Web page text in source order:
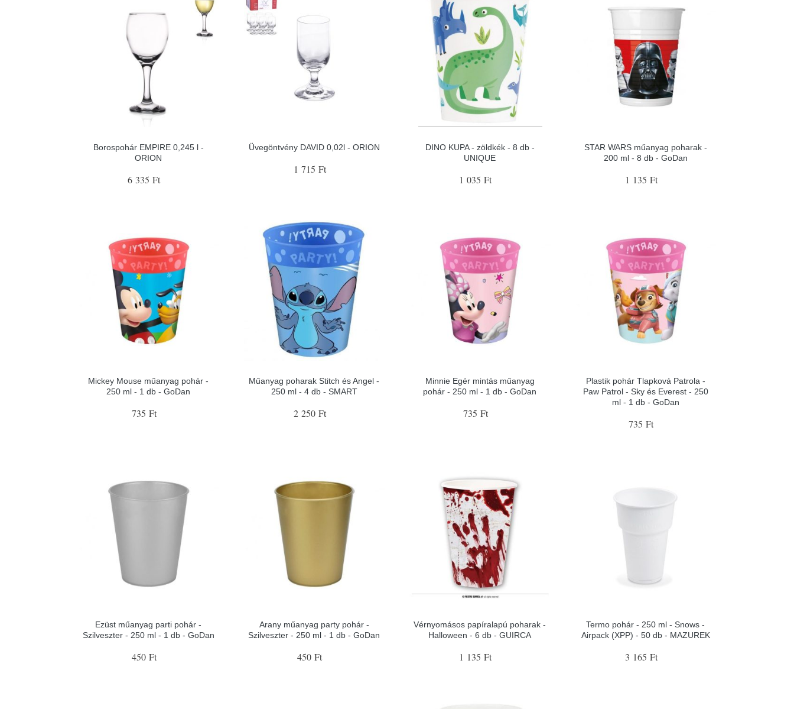
Borospohár EMPIRE 0,245 l -
ORION
6 335 Ft
Üvegöntvény DAVID 0,02l - ORION
1 715 Ft
DINO KUPA - zöldkék - 8 db -
UNIQUE
1 035 Ft
STAR WARS műanyag poharak -
200 ml - 8 db - GoDan
1 135 Ft
Mickey Mouse műanyag pohár -
250 ml - 1 db - GoDan
735 Ft
Műanyag poharak Stitch és Angel -
250 ml - 4 db - SMART
2 250 Ft
Minnie Egér mintás műanyag
pohár - 250 ml - 1 db - GoDan
735 Ft
Plastik pohár Tlapková Patrola -
Paw Patrol - Sky és Everest - 250
ml - 1 db - GoDan
735 Ft
Ezüst műanyag parti pohár -
Szilveszter - 250 ml - 1 db - GoDan
450 Ft
Arany műanyag party pohár -
Szilveszter - 250 ml - 1 db - GoDan
450 Ft
Vérnyomásos papíralapú poharak -
Halloween - 6 db - GUIRCA
1 135 Ft
Termo pohár - 250 ml - Snows -
Airpack (XPP) - 50 db - MAZUREK
3 165 Ft